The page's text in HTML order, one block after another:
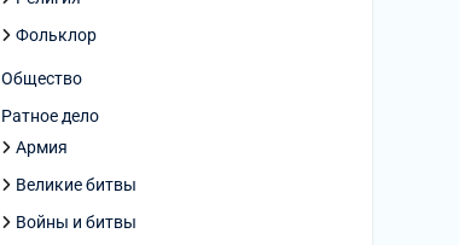
Фольклор
Общество
Ратное дело
Армия
Великие битвы
Войны и битвы